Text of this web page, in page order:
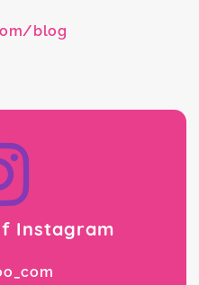
blog
Instagram